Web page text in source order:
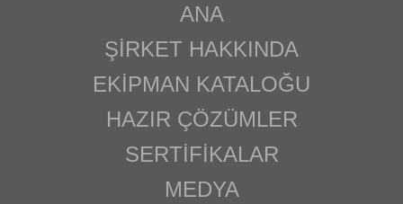
ANA
ŞIRKET HAKKINDA
EKIPMAN KATALOĞU
HAZIR ÇÖZÜMLER
SERTIFIKALAR
MEDYA